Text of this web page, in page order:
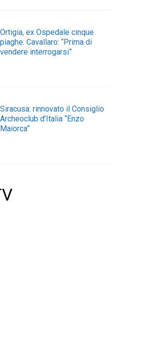
Ortigia, ex Ospedale cinque
piaghe. Cavallaro: “Prima di
vendere interrogarsi”
Siracusa: rinnovato il Consiglio
Archeoclub d’Italia “Enzo
Maiorca”